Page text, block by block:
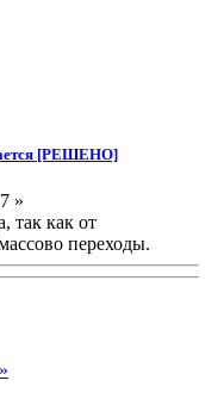
[РЕШЕНО]
»
так как от
переходы.